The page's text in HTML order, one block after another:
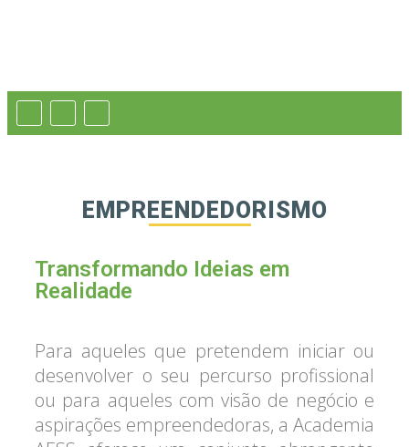
EMPREENDEDORISMO
Transformando Ideias em
Realidade
Para aqueles que pretendem iniciar ou
desenvolver o seu percurso profissional
ou para aqueles com visão de negócio e
aspirações empreendedoras, a Academia